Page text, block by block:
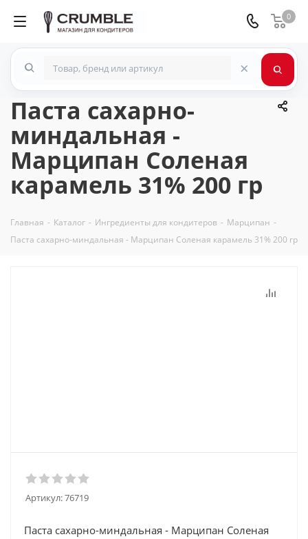
0
×
Паста сахарно-
миндальная -
Марципан Соленая
карамель 31% 200 гр
Главная - Каталог - Ингредиенты для кондитеров - Марципан -
Паста сахарно-миндальная - Марципан Соленая карамель 31% 200 гр
Артикул:76719
Паста сахарно-миндальная - Марципан Соленая